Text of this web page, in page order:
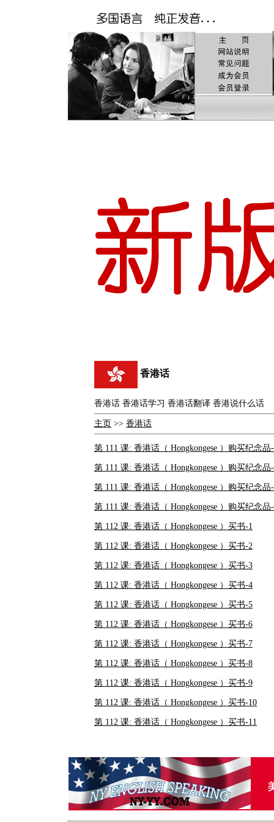
香港话
香港话 香港话学习 香港话翻译 香港说什么话
主页 >> 香港话
第 111 课: 香港话（ Hongkongese ）购买纪念品
第 111 课: 香港话（ Hongkongese ）购买纪念品
第 111 课: 香港话（ Hongkongese ）购买纪念品
第 111 课: 香港话（ Hongkongese ）购买纪念品
第 112 课: 香港话（ Hongkongese ）买书-1
第 112 课: 香港话（ Hongkongese ）买书-2
第 112 课: 香港话（ Hongkongese ）买书-3
第 112 课: 香港话（ Hongkongese ）买书-4
第 112 课: 香港话（ Hongkongese ）买书-5
第 112 课: 香港话（ Hongkongese ）买书-6
第 112 课: 香港话（ Hongkongese ）买书-7
第 112 课: 香港话（ Hongkongese ）买书-8
第 112 课: 香港话（ Hongkongese ）买书-9
第 112 课: 香港话（ Hongkongese ）买书-10
第 112 课: 香港话（ Hongkongese ）买书-11